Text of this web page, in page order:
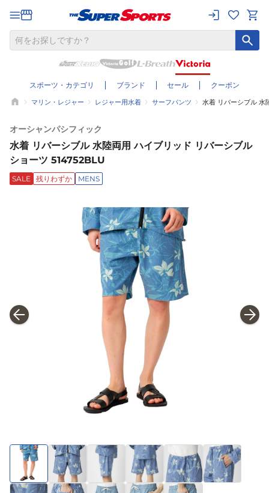
スポーツ・カテゴリ ブランド セール クーポン
マリン・レジャー レジャー用水着 サーフパンツ 水着 リバーシブル 水
オーシャンパシフィック
水着 リバーシブル 水陸両用 ハイブリッド リバーシブル
ショーツ 514752BLU
SALE 残りわずか MENS